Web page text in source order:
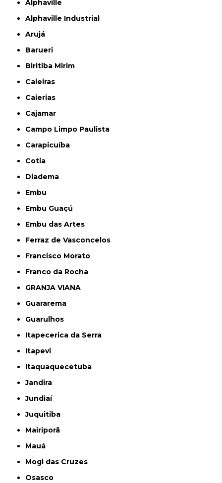
Alphaville
Alphaville Industrial
Arujá
Barueri
Biritiba Mirim
Caieiras
Caierias
Cajamar
Campo Limpo Paulista
Carapicuíba
Cotia
Diadema
Embu
Embu Guaçú
Embu das Artes
Ferraz de Vasconcelos
Francisco Morato
Franco da Rocha
GRANJA VIANA
Guararema
Guarulhos
Itapecerica da Serra
Itapevi
Itaquaquecetuba
Jandira
Jundiaí
Juquitiba
Mairiporã
Mauá
Mogi das Cruzes
Osasco